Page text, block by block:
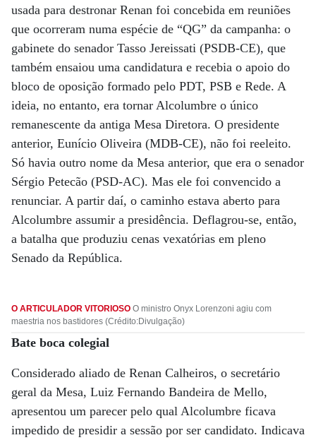
usada para destronar Renan foi concebida em reuniões
que ocorreram numa espécie de “QG” da campanha: o
gabinete do senador Tasso Jereissati (PSDB-CE), que
também ensaiou uma candidatura e recebia o apoio do
bloco de oposição formado pelo PDT, PSB e Rede. A
ideia, no entanto, era tornar Alcolumbre o único
remanescente da antiga Mesa Diretora. O presidente
anterior, Eunício Oliveira (MDB-CE), não foi reeleito.
Só havia outro nome da Mesa anterior, que era o senador
Sérgio Petecão (PSD-AC). Mas ele foi convencido a
renunciar. A partir daí, o caminho estava aberto para
Alcolumbre assumir a presidência. Deflagrou-se, então,
a batalha que produziu cenas vexatórias em pleno
Senado da República.
O ARTICULADOR VITORIOSO O ministro Onyx Lorenzoni agiu com
maestria nos bastidores (Crédito:Divulgação)
Bate boca colegial
Considerado aliado de Renan Calheiros, o secretário
geral da Mesa, Luiz Fernando Bandeira de Mello,
apresentou um parecer pelo qual Alcolumbre ficava
impedido de presidir a sessão por ser candidato. Indicava